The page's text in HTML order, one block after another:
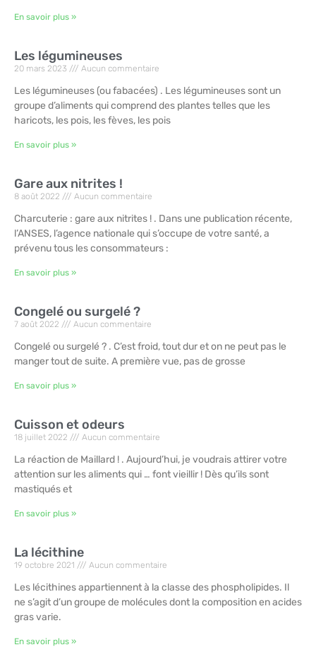
En savoir plus »
Les légumineuses
20 mars 2023 Aucun commentaire
Les légumineuses (ou fabacées) . Les légumineuses sont un
groupe d’aliments qui comprend des plantes telles que les
haricots, les pois, les fèves, les pois
En savoir plus »
Gare aux nitrites !
8 août 2022 Aucun commentaire
Charcuterie : gare aux nitrites ! . Dans une publication récente,
l’ANSES, l’agence nationale qui s’occupe de votre santé, a
prévenu tous les consommateurs :
En savoir plus »
Congelé ou surgelé ?
7 août 2022 Aucun commentaire
Congelé ou surgelé ? . C’est froid, tout dur et on ne peut pas le
manger tout de suite. A première vue, pas de grosse
En savoir plus »
Cuisson et odeurs
18 juillet 2022 Aucun commentaire
La réaction de Maillard ! . Aujourd’hui, je voudrais attirer votre
attention sur les aliments qui … font vieillir ! Dès qu’ils sont
mastiqués et
En savoir plus »
La lécithine
19 octobre 2021 Aucun commentaire
Les lécithines appartiennent à la classe des phospholipides. Il
ne s’agit d’un groupe de molécules dont la composition en acides
gras varie.
En savoir plus »